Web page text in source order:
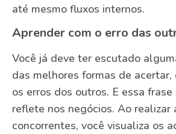
até mesmo fluxos internos.
Aprender com o erro das
Você já deve ter escutado
das melhores formas de acertar,
os erros dos outros. E essa
reflete nos negócios. Ao realizar
concorrentes, você visualiza os